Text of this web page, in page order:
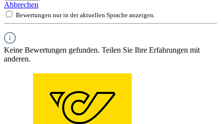
Abbrechen
Bewertungen nur in der aktuellen Sprache anzeigen.
Keine Bewertungen gefunden. Teilen Sie Ihre Erfahrungen mit
anderen.